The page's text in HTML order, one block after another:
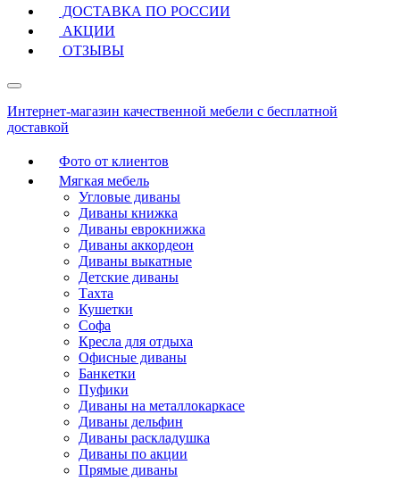
ДОСТАВКА ПО РОССИИ
АКЦИИ
ОТЗЫВЫ
Интернет-магазин качественной мебели с бесплатной
доставкой
Фото от клиентов
Мягкая мебель
Угловые диваны
Диваны книжка
Диваны еврокнижка
Диваны аккордеон
Диваны выкатные
Детские диваны
Тахта
Кушетки
Софа
Кресла для отдыха
Офисные диваны
Банкетки
Пуфики
Диваны на металлокаркасе
Диваны дельфин
Диваны раскладушка
Диваны по акции
Прямые диваны